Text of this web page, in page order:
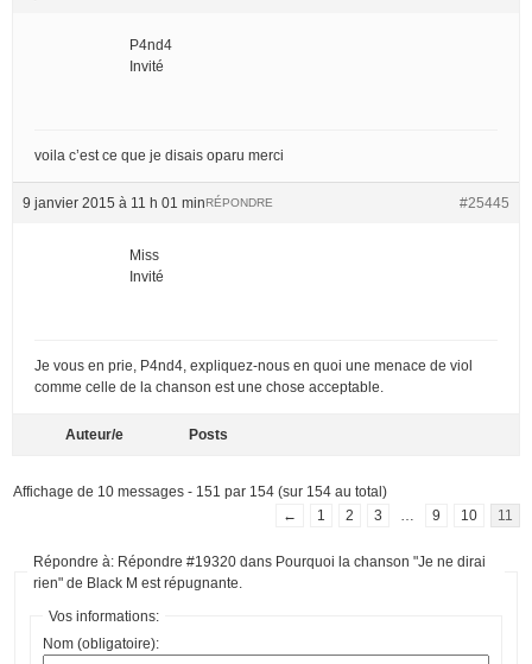
P4nd4
Invité
voila c’est ce que je disais oparu merci
9 janvier 2015 à 11 h 01 min #25445
RÉPONDRE
Miss
Invité
Je vous en prie, P4nd4, expliquez-nous en quoi une menace de viol
comme celle de la chanson est une chose acceptable.
Auteur/e Posts
Affichage de 10 messages - 151 par 154 (sur 154 au total)
←
1 2 3 9 10 11
Répondre à: Répondre #19320 dans Pourquoi la chanson "Je ne dirai
rien" de Black M est répugnante.
Vos informations:
Nom (obligatoire):